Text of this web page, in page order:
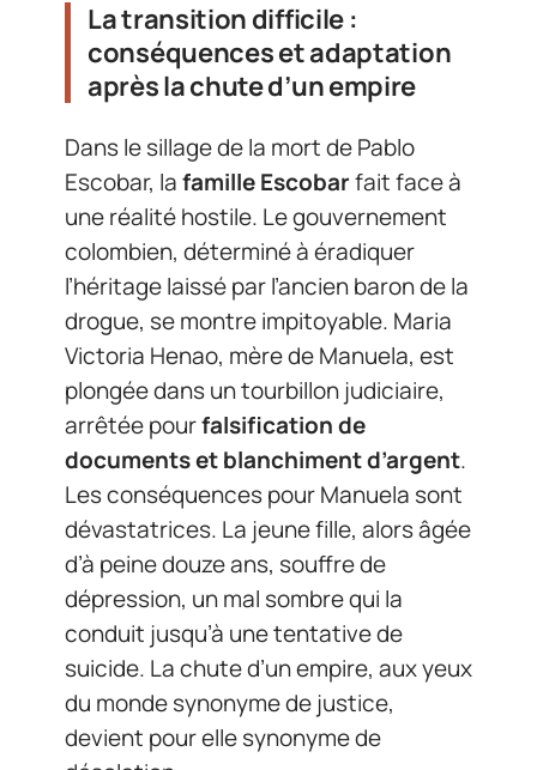
La transition difficile :
conséquences et adaptation
après la chute d’un empire
Dans le sillage de la mort de Pablo
Escobar, lafamille Escobarfait face à
une réalité hostile. Le gouvernement
colombien, déterminé à éradiquer
l’héritage laissé par l’ancien baron de la
drogue, se montre impitoyable. Maria
Victoria Henao, mère de Manuela, est
plongée dans un tourbillon judiciaire,
arrêtée pourfalsification de
documents et blanchiment d’argent.
Les conséquences pour Manuela sont
dévastatrices. La jeune fille, alors âgée
d’à peine douze ans, souffre de
dépression, un mal sombre qui la
conduit jusqu’à une tentative de
suicide. La chute d’un empire, aux yeux
du monde synonyme de justice,
devient pour elle synonyme de